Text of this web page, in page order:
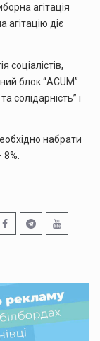
агітація
агітацію діє
блок “ACUM”
солідарність” і
набрати